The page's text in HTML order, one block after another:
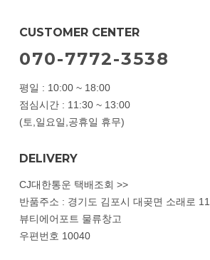
CUSTOMER CENTER
070-7772-3538
평일 : 10:00 ~ 18:00
점심시간 : 11:30 ~ 13:00
(토,일요일,공휴일 휴무)
DELIVERY
CJ대한통운 택배조회 >>
반품주소 : 경기도 김포시 대곶면 소래로 11
뷰티에어포트 물류창고
우편번호 10040